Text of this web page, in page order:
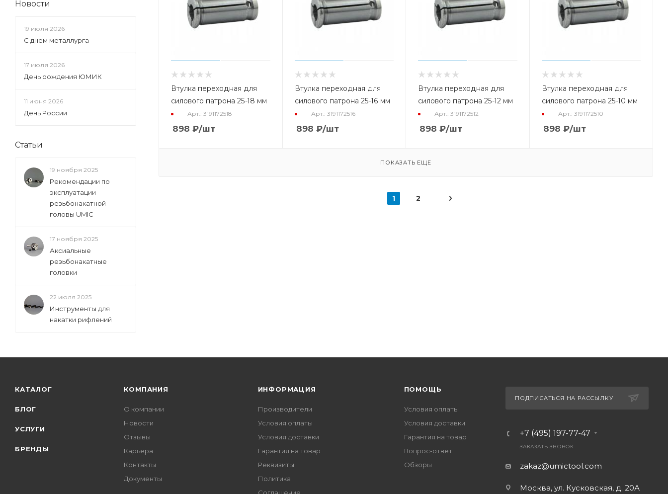
Втулка переходная для
силового патрона 25-18 мм
Арт.: 3191172518
898 ₽/шт
Втулка переходная для
силового патрона 25-16 мм
Арт.: 3191172516
898 ₽/шт
Втулка переходная для
силового патрона 25-12 мм
Арт.: 3191172512
898 ₽/шт
Втулка переходная для
силового патрона 25-10 мм
Арт.: 3191172510
898 ₽/шт
ПОКАЗАТЬ ЕЩЕ
1 2
Новости
19 июля 2026
С днем металлурга
17 июля 2026
День рождения ЮМИК
11 июня 2026
День России
Статьи
19 ноября 2025
Рекомендации по
эксплуатации
резьбонакатной
головы UMIC
17 ноября 2025
Аксиальные
резьбонакатные
головки
22 июля 2025
Инструменты для
накатки рифлений
КАТАЛОГ
БЛОГ
УСЛУГИ
БРЕНДЫ
КОМПАНИЯ
О компании
Новости
Отзывы
Карьера
Контакты
Документы
ИНФОРМАЦИЯ
Производители
Условия оплаты
Условия доставки
Гарантия на товар
Реквизиты
Политика
ПОМОЩЬ
Условия оплаты
Условия доставки
Гарантия на товар
Вопрос-ответ
Обзоры
ПОДПИСАТЬСЯ НА РАССЫЛКУ
+7 (495) 197-77-47
ЗАКАЗАТЬ ЗВОНОК
zakaz@umictool.com
Москва, ул. Кусковская, д. 20А